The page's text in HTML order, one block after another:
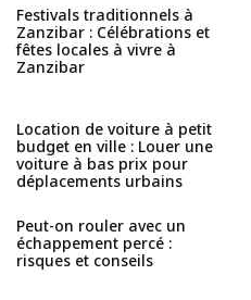
Festivals traditionnels à
Zanzibar : Célébrations et
fêtes locales à vivre à
Zanzibar
Location de voiture à petit
budget en ville : Louer une
voiture à bas prix pour
déplacements urbains
Peut-on rouler avec un
échappement percé :
risques et conseils